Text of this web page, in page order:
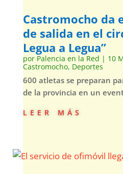
Castromocho da
de salida en el
Legua a Legua”
por Palencia en la Red | 10
Castromocho, Deportes
600 atletas se preparan
de la provincia en un
leer más